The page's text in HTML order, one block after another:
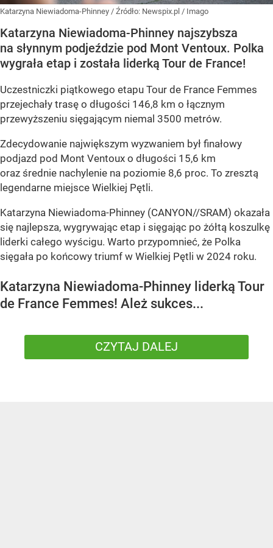
Katarzyna Niewiadoma-Phinney / Źródło: Newspix.pl / Imago
Katarzyna Niewiadoma-Phinney najszybsza
na słynnym podjeździe pod Mont Ventoux. Polka
wygrała etap i została liderką Tour de France!
Uczestniczki piątkowego etapu Tour de France Femmes
przejechały trasę o długości 146,8 km o łącznym
przewyższeniu sięgającym niemal 3500 metrów.
Zdecydowanie największym wyzwaniem był finałowy
podjazd pod Mont Ventoux o długości 15,6 km
oraz średnie nachylenie na poziomie 8,6 proc. To zresztą
legendarne miejsce Wielkiej Pętli.
Katarzyna Niewiadoma-Phinney (CANYON//SRAM) okazała
się najlepsza, wygrywając etap i sięgając po żółtą koszulkę
liderki całego wyścigu. Warto przypomnieć, że Polka
sięgała po końcowy triumf w Wielkiej Pętli w 2024 roku.
Katarzyna Niewiadoma-Phinney liderką Tour
de France Femmes! Ależ sukces...
CZYTAJ DALEJ